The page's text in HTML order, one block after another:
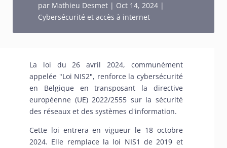
par Mathieu Desmet | Oct 14, 2024 |
Cybersécurité et accès à internet
La loi du 26 avril 2024, communément
appelée "Loi NIS2", renforce la cybersécurité
en Belgique en transposant la directive
européenne (UE) 2022/2555 sur la sécurité
des réseaux et des systèmes d'information.
Cette loi entrera en vigueur le 18 octobre
2024. Elle remplace la loi NIS1 de 2019 et